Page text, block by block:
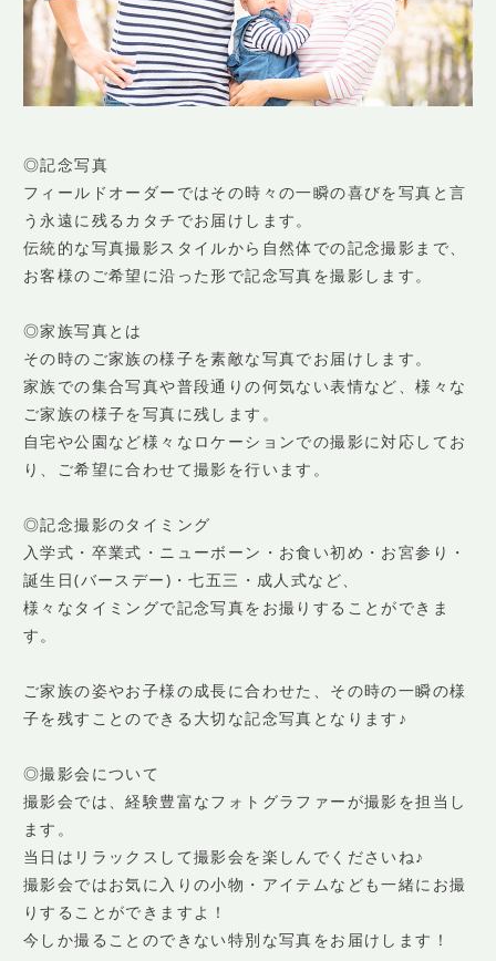
◎記念写真
フィールドオーダーではその時々の一瞬の喜びを写真と言
う永遠に残るカタチでお届けします。
伝統的な写真撮影スタイルから自然体での記念撮影まで、
お客様のご希望に沿った形で記念写真を撮影します。
◎家族写真とは
その時のご家族の様子を素敵な写真でお届けします。
家族での集合写真や普段通りの何気ない表情など、様々な
ご家族の様子を写真に残します。
自宅や公園など様々なロケーションでの撮影に対応してお
り、ご希望に合わせて撮影を行います。
◎記念撮影のタイミング
入学式・卒業式・ニューボーン・お食い初め・お宮参り・
誕生日(バースデー)・七五三・成人式など、
様々なタイミングで記念写真をお撮りすることができま
す。
ご家族の姿やお子様の成長に合わせた、その時の一瞬の様
子を残すことのできる大切な記念写真となります♪
◎撮影会について
撮影会では、経験豊富なフォトグラファーが撮影を担当し
ます。
当日はリラックスして撮影会を楽しんでくださいね♪
撮影会ではお気に入りの小物・アイテムなども一緒にお撮
りすることができますよ！
今しか撮ることのできない特別な写真をお届けします！